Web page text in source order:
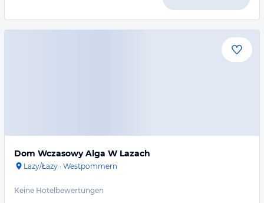
Dom Wczasowy Alga W Lazach
Lazy/Łazy · Westpommern
Keine Hotelbewertungen